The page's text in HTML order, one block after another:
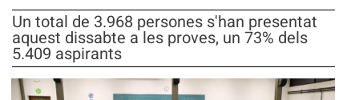
Un total de 3.968 persones s'han presentat
aquest dissabte a les proves, un 73% dels
5.409 aspirants